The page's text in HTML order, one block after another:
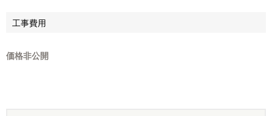
工事費用
価格非公開